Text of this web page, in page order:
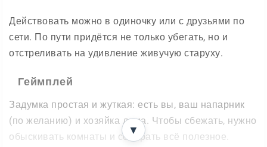
Действовать можно в одиночку или с друзьями по
сети. По пути придётся не только убегать, но и
отстреливать на удивление живучую старуху.
Геймплей
Задумка простая и жуткая: есть вы, ваш напарник
(по желанию) и хозяйка дома. Чтобы сбежать, нужно
обыскивать комнаты и собирать всё полезное.
▼